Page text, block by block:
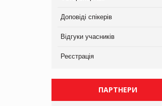
Доповіді спікерів
Відгуки учасників
Реєстрація
ПАРТНЕРИ